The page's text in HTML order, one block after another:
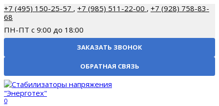
Перейти
к
содержанию
+7 (495) 150-25-57 , +7 (985) 511-22-00 , +7 (928) 758-83-
68
ПН-ПТ с 9:00 до 18:00
ЗАКАЗАТЬ ЗВОНОК
ОБРАТНАЯ СВЯЗЬ
0